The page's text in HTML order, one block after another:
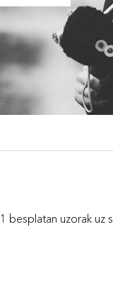
1 besplatan uzorak uz